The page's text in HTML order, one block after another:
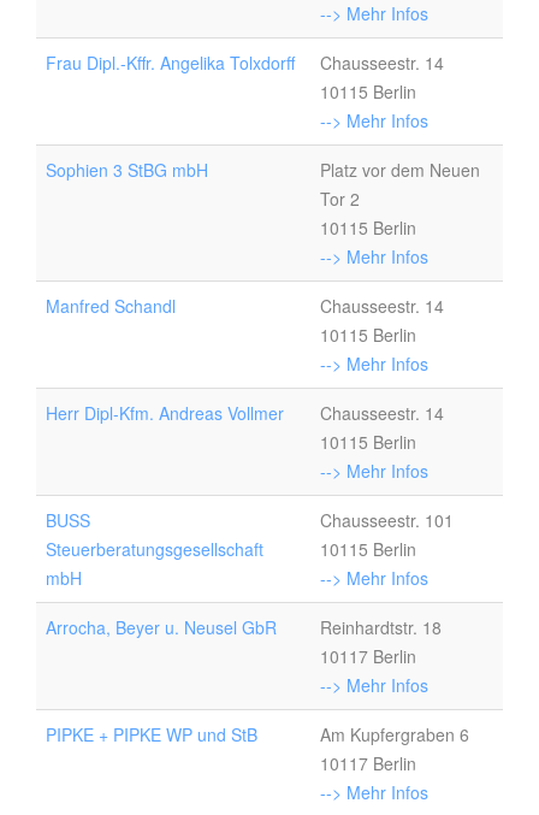
--> Mehr Infos
Frau Dipl.-Kffr. Angelika Tolxdorff
Chausseestr. 14
10115 Berlin
--> Mehr Infos
Sophien 3 StBG mbH
Platz vor dem Neuen
Tor 2
10115 Berlin
--> Mehr Infos
Manfred Schandl
Chausseestr. 14
10115 Berlin
--> Mehr Infos
Herr Dipl-Kfm. Andreas Vollmer
Chausseestr. 14
10115 Berlin
--> Mehr Infos
BUSS
Steuerberatungsgesellschaft
mbH
Chausseestr. 101
10115 Berlin
--> Mehr Infos
Arrocha, Beyer u. Neusel GbR
Reinhardtstr. 18
10117 Berlin
--> Mehr Infos
PIPKE + PIPKE WP und StB
Am Kupfergraben 6
10117 Berlin
--> Mehr Infos